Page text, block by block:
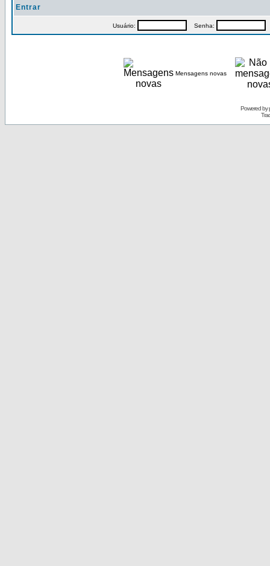
Entrar
Usuário: Senha:
Mensagens novas
Powered by